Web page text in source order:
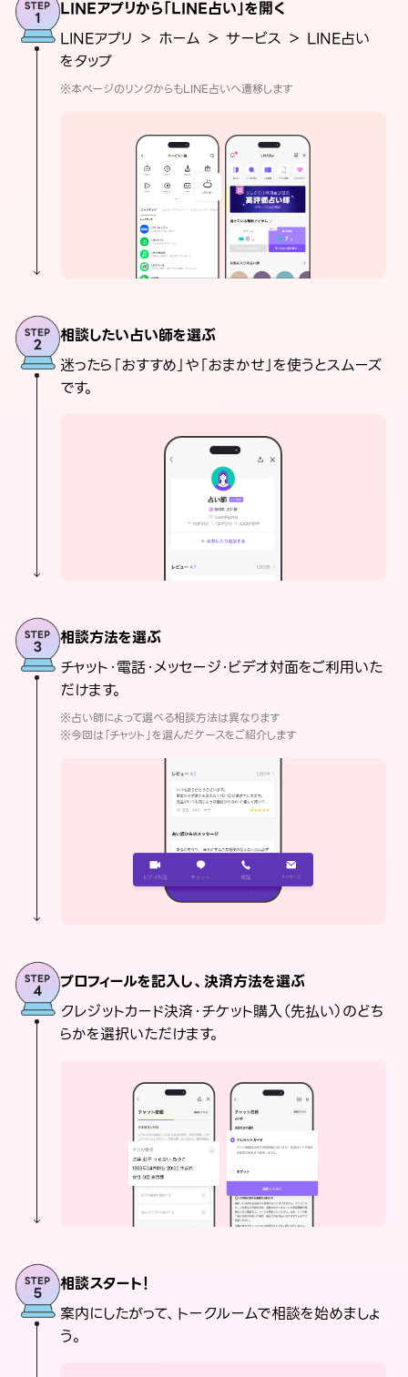
LINEアプリから「LINE占い」を開く
LINEアプリ ＞ ホーム ＞ サービス ＞ LINE占い
をタップ
※本ページのリンクからもLINE占いへ遷移します
相談したい占い師を選ぶ
迷ったら「おすすめ」や「おまかせ」を使うとスムーズ
です。
相談方法を選ぶ
チャット・電話・メッセージ・ビデオ対面をご利用いた
だけます。
※占い師によって選べる相談方法は異なります
※今回は「チャット」を選んだケースをご紹介します
プロフィールを記入し、決済方法を選ぶ
クレジットカード決済・チケット購入（先払い）のどち
らかを選択いただけます。
相談スタート！
案内にしたがって、トークルームで相談を始めましょ
う。